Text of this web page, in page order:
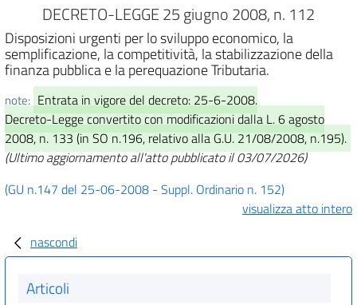
DECRETO-LEGGE 25 giugno 2008, n. 112
Disposizioni urgenti per lo sviluppo economico, la
semplificazione, la competitività, la stabilizzazione della
finanza pubblica e la perequazione Tributaria.
note: Entrata in vigore del decreto: 25-6-2008.
Decreto-Legge convertito con modificazioni dalla L. 6 agosto
2008, n. 133 (in SO n.196, relativo alla G.U. 21/08/2008, n.195).
(Ultimo aggiornamento all'atto pubblicato il 03/07/2026)
(GU n.147 del 25-06-2008 - Suppl. Ordinario n. 152)
visualizza atto intero
nascondi
Articoli